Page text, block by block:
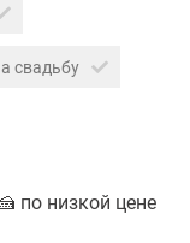
свадьбу
по низкой цене